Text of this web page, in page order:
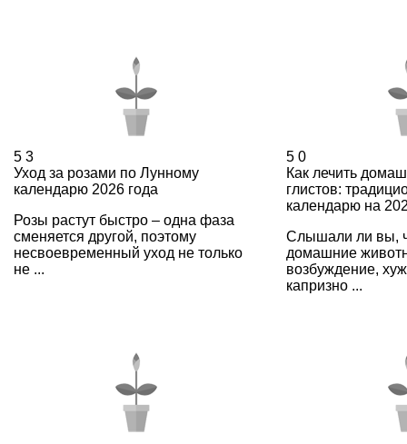
5 3
Уход за розами по Лунному
календарю 2026 года
Розы растут быстро – одна фаза
сменяется другой, поэтому
несвоевременный уход не только
не ...
5 0
Как лечить
глистов:
календарю на
Слышали ли вы,
домашние
возбуждение,
капризно ...